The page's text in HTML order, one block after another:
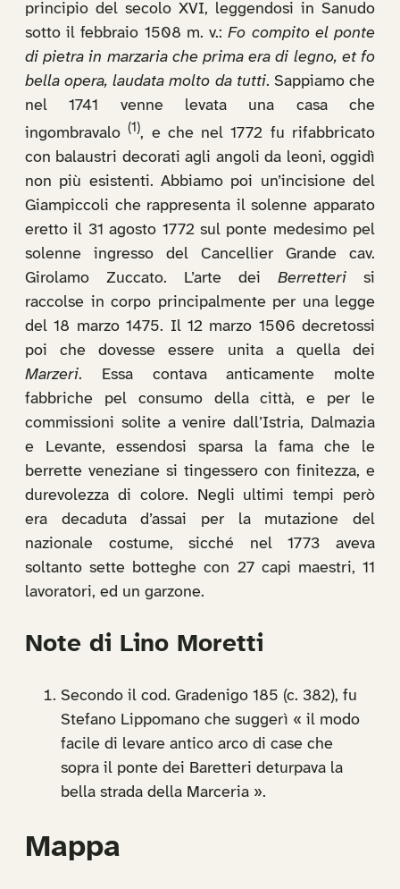
principio del secolo XVI, leggendosi in Sanudo
sotto il febbraio 1508 m. v.:Fo compito el ponte
di pietra in marzaria che prima era di legno, et fo
bella opera, laudata molto da tutti. Sappiamo che
nel 1741 venne levata una casa che
ingombravalo(1), e che nel 1772 fu rifabbricato
con balaustri decorati agli angoli da leoni, oggidì
non più esistenti. Abbiamo poi un’incisione del
Giampiccoli che rappresenta il solenne apparato
eretto il 31 agosto 1772 sul ponte medesimo pel
solenne ingresso del Cancellier Grande cav.
Girolamo Zuccato. L’arte dei Berretteri si
raccolse in corpo principalmente per una legge
del 18 marzo 1475. Il 12 marzo 1506 decretossi
poi che dovesse essere unita a quella dei
Marzeri. Essa contava anticamente molte
fabbriche pel consumo della città, e per le
commissioni solite a venire dall’Istria, Dalmazia
e Levante, essendosi sparsa la fama che le
berrette veneziane si tingessero con finitezza, e
durevolezza di colore. Negli ultimi tempi però
era decaduta d’assai per la mutazione del
nazionale costume, sicché nel 1773 aveva
soltanto sette botteghe con 27 capi maestri, 11
lavoratori, ed un garzone.
Note di Lino Moretti
Secondo il cod. Gradenigo 185 (c. 382), fu
Stefano Lippomano che suggerì « il modo
facile di levare antico arco di case che
sopra il ponte dei Baretteri deturpava la
bella strada della Marceria ».
Mappa